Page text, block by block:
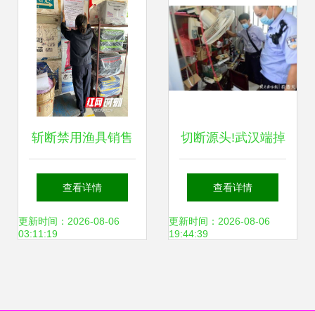
斩断禁用渔具销售
渠道 长沙多部门联
合执法保生态
查看详情
更新时间：2026-08-06
03:11:19
切断源头!武汉端掉
最大一个销售禁用
渔具窝点
查看详情
更新时间：2026-08-06
19:44:39